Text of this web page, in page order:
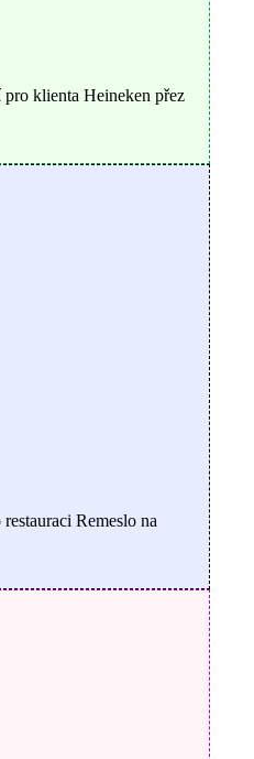
klienta Heineken přez
Remeslo na